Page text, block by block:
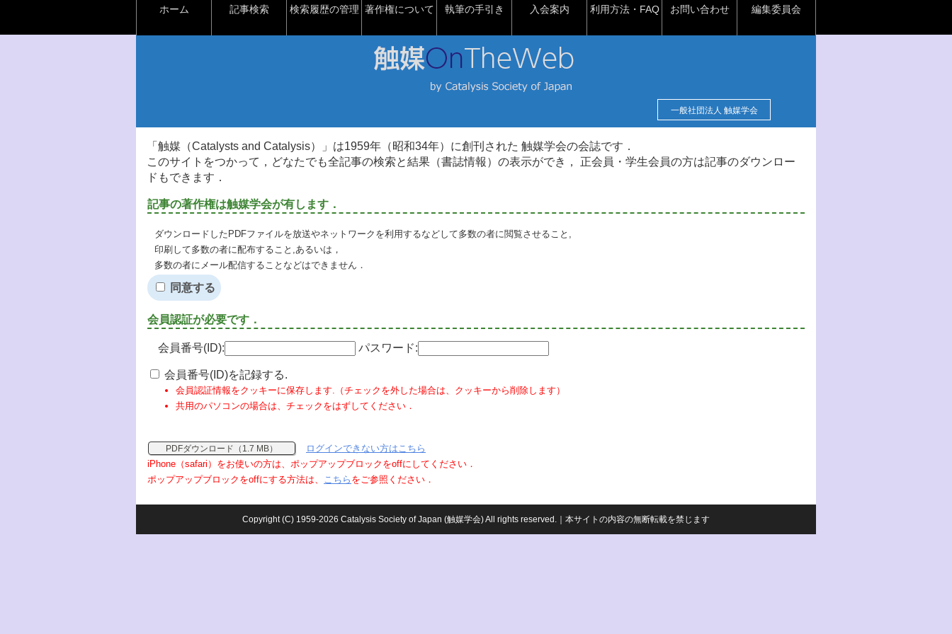
ホーム 記事検索 検索履歴の管理 著作権について 執筆の手引き 入会案内 利用方法・FAQ お問い合わせ 編集委員会
一般社団法人 触媒学会
「触媒（Catalysts and Catalysis）」は1959年（昭和34年）に創刊された 触媒学会の会誌です．
このサイトをつかって，どなたでも全記事の検索と結果（書誌情報）の表示ができ， 正会員・学生会員の方は記事のダウンロー
ドもできます．
記事の著作権は触媒学会が有します．
ダウンロードしたPDFファイルを放送やネットワークを利用するなどして多数の者に閲覧させること,
印刷して多数の者に配布すること,あるいは，
多数の者にメール配信することなどはできません．
同意する
会員認証が必要です．
会員番号(ID): パスワード:
会員番号(ID)を記録する.
会員認証情報をクッキーに保存します.（チェックを外した場合は、クッキーから削除します）
共用のパソコンの場合は、チェックをはずしてください．
PDFダウンロード（1.7 MB）
ログインできない方はこちら
iPhone（safari）をお使いの方は、ポップアップブロックをoffにしてください．
ポップアップブロックをoffにする方法は、 こちら をご参照ください．
Copyright (C) 1959-2026 Catalysis Society of Japan (触媒学会) All rights reserved.｜本サイトの内容の無断転載を禁じます